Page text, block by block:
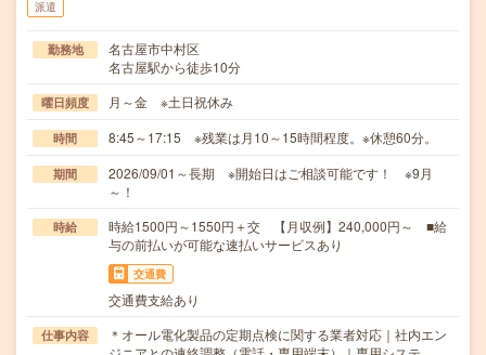
派遣
勤務地
名古屋市中村区
名古屋駅から徒歩10分
曜日頻度 月～金 ※土日祝休み
時間 8:45～17:15 ※残業は月10～15時間程度。※休憩60分。
期間
2026/09/01～長期 ※開始日はご相談可能です！ ※9月
～！
時給
時給1500円～1550円＋交 【月収例】240,000円～ ■給
与の前払いが可能な速払いサービスあり
交通費
交通費支給あり
仕事内容
＊オール電化製品の定期点検に関する業者対応｜社内エン